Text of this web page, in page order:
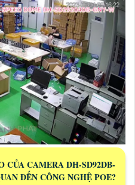
CỦA CAMERA DH-SD92DB-
ĐẾN CÔNG NGHỆ POE?